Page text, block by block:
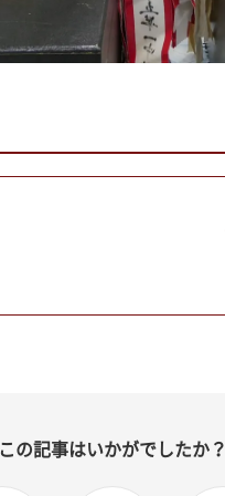
この記事はいかがでしたか？